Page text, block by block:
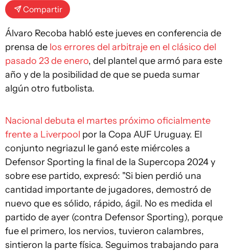
Compartir
Álvaro Recoba habló este jueves en conferencia de
prensa de los errores del arbitraje en el clásico del
pasado 23 de enero, del plantel que armó para este
año y de la posibilidad de que se pueda sumar
algún otro futbolista.
Nacional debuta el martes próximo oficialmente
frente a Liverpool por la Copa AUF Uruguay. El
conjunto negriazul le ganó este miércoles a
Defensor Sporting la final de la Supercopa 2024 y
sobre ese partido, expresó: "Si bien perdió una
cantidad importante de jugadores, demostró de
nuevo que es sólido, rápido, ágil. No es medida el
partido de ayer (contra Defensor Sporting), porque
fue el primero, los nervios, tuvieron calambres,
sintieron la parte física. Seguimos trabajando para